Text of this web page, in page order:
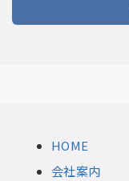
HOME
会社案内